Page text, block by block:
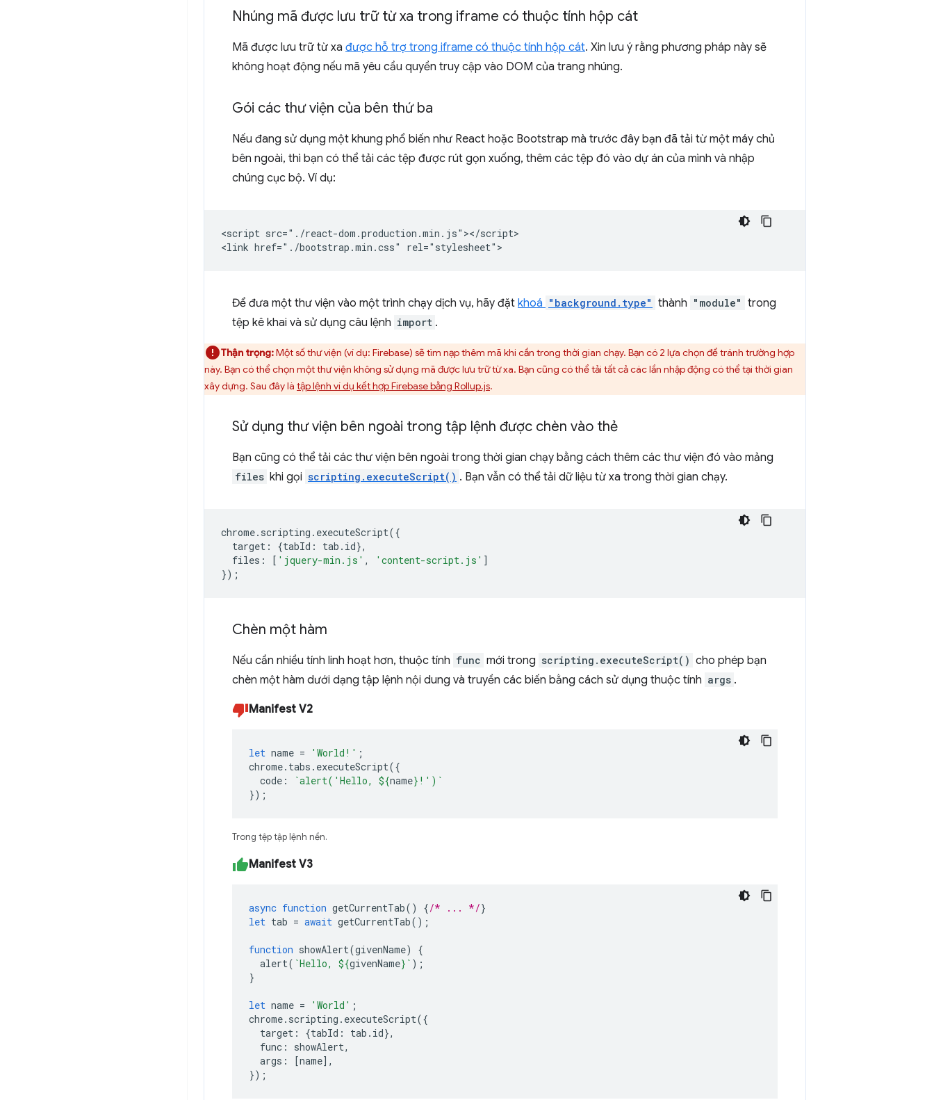
Nhúng mã được lưu trữ từ xa trong iframe có thuộc tính hộp cát
Mã được lưu trữ từ xa được hỗ trợ trong iframe có thuộc tính hộp cát. Xin lưu ý rằng phương pháp này sẽ
không hoạt động nếu mã yêu cầu quyền truy cập vào DOM của trang nhúng.
Gói các thư viện của bên thứ ba
Nếu đang sử dụng một khung phổ biến như React hoặc Bootstrap mà trước đây bạn đã tải từ một máy chủ
bên ngoài, thì bạn có thể tải các tệp được rút gọn xuống, thêm các tệp đó vào dự án của mình và nhập
chúng cục bộ. Ví dụ:
<script src="./react-dom.production.min.js"></script>
Để đưa một thư viện vào một trình chạy dịch vụ, hãy đặt khoá "background.type" thành "module" trong
tệp kê khai và sử dụng câu lệnh import .
Thận trọng:Một số thư viện (ví dụ: Firebase) sẽ tìm nạp thêm mã khi cần trong thời gian chạy. Bạn có 2 lựa chọn để tránh trường hợp
này. Bạn có thể chọn một thư viện không sử dụng mã được lưu trữ từ xa. Bạn cũng có thể tải tất cả các lần nhập động có thể tại thời gian
xây dựng. Sau đây là tập lệnh ví dụ kết hợp Firebase bằng Rollup.js.
Sử dụng thư viện bên ngoài trong tập lệnh được chèn vào thẻ
Bạn cũng có thể tải các thư viện bên ngoài trong thời gian chạy bằng cách thêm các thư viện đó vào mảng
files khi gọi scripting.executeScript() . Bạn vẫn có thể tải dữ liệu từ xa trong thời gian chạy.
chrome. scripting . executeScript({
target : {tabId : tab . id},
files : [ 'jquery-min.js' , 'content-script.js' ]
});
Chèn một hàm
Nếu cần nhiều tính linh hoạt hơn, thuộc tính func mới trong scripting.executeScript() cho phép bạn
chèn một hàm dưới dạng tập lệnh nội dung và truyền các biến bằng cách sử dụng thuộc tính args .
Manifest V2
let name = 'World!' ;
chrome. tabs . executeScript({
code : `alert('Hello, ${name} !')`
});
Trong tệp tập lệnh nền.
Manifest V3
async function getCurrentTab() {/* ... */}
let tab = await getCurrentTab();
function showAlert(givenName)
{
alert( `Hello, ${givenName} ` );
}
let name = 'World' ;
chrome. scripting . executeScript({
target : {tabId : tab . id},
func : showAlert,
args : [name],
});